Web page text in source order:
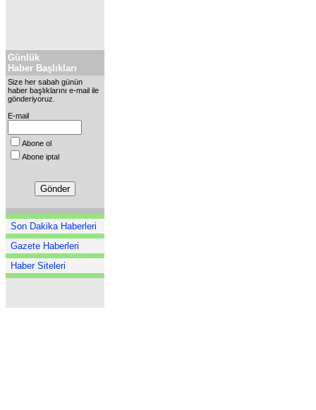
Günlük
Haber Başlıkları
Size her sabah günün
haber başlıklarını e-mail ile
gönderiyoruz.
E-mail
Abone ol
Abone iptal
Son Dakika Haberleri
Gazete Haberleri
Haber Siteleri